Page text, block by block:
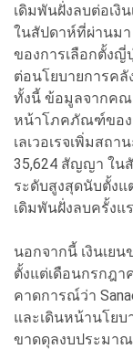
เดิมพันฝั่งลบต่อเงิ
ในสัปดาห์ที่ผ่านม
ของการเลือกตั้ง
ต่อนโยบายการคลั
ทั้งนี้ ข้อมูลจากค
หน้าโภคภัณฑ์ของ
เลเวอเรจเพิ่มสถ
35,624 สัญญา ใน
ระดับสูงสุดนับตั้งแ
เดิมพันฝั่งลบครั้งแ
นอกจากนี้ เงินเย
ตั้งแต่เดือนกรกฎ
คาดการณ์ว่า
และเดินหน้านโยบ
ขาดดุลงบประมา